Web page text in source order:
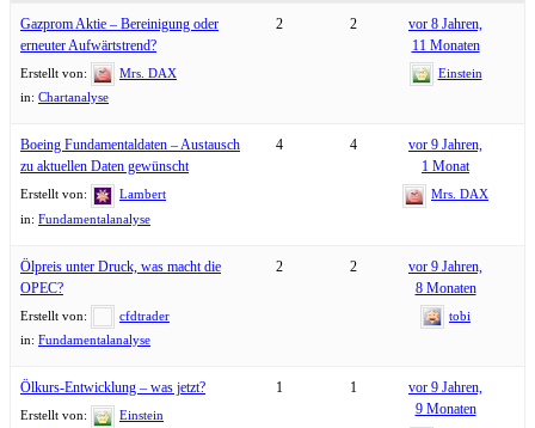
Gazprom Aktie – Bereinigung oder
erneuter Aufwärtstrend?
Erstellt von:
Mrs. DAX
in: Chartanalyse
2 2
vor 8 Jahren,
11 Monaten
Einstein
Boeing Fundamentaldaten – Austausch
zu aktuellen Daten gewünscht
Erstellt von:
Lambert
in: Fundamentalanalyse
4 4
vor 9 Jahren,
1 Monat
Mrs. DAX
Ölpreis unter Druck, was macht die
OPEC?
Erstellt von:
cfdtrader
in: Fundamentalanalyse
2 2
vor 9 Jahren,
8 Monaten
tobi
Ölkurs-Entwicklung – was jetzt?
Erstellt von:
Einstein
1 1
vor 9 Jahren,
9 Monaten